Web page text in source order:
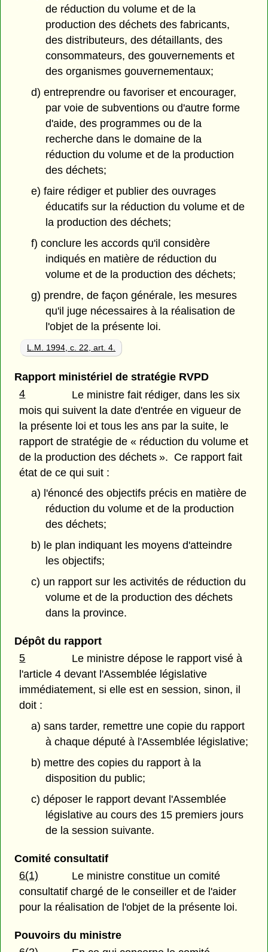
de réduction du volume et de la
production des déchets des fabricants,
des distributeurs, des détaillants, des
consommateurs, des gouvernements et
des organismes gouvernementaux;
d) entreprendre ou favoriser et encourager,
par voie de subventions ou d'autre forme
d'aide, des programmes ou de la
recherche dans le domaine de la
réduction du volume et de la production
des déchets;
e) faire rédiger et publier des ouvrages
éducatifs sur la réduction du volume et de
la production des déchets;
f) conclure les accords qu'il considère
indiqués en matière de réduction du
volume et de la production des déchets;
g) prendre, de façon générale, les mesures
qu'il juge nécessaires à la réalisation de
l'objet de la présente loi.
L.M. 1994, c. 22, art. 4.
Rapport ministériel de stratégie RVPD
4
Le ministre fait rédiger, dans les six
mois qui suivent la date d'entrée en vigueur de
la présente loi et tous les ans par la suite, le
rapport de stratégie de « réduction du volume et
de la production des déchets ». Ce rapport fait
état de ce qui suit :
a) l'énoncé des objectifs précis en matière de
réduction du volume et de la production
des déchets;
b) le plan indiquant les moyens d'atteindre
les objectifs;
c) un rapport sur les activités de réduction du
volume et de la production des déchets
dans la province.
Dépôt du rapport
5
Le ministre dépose le rapport visé à
l'article 4 devant l'Assemblée législative
immédiatement, si elle est en session, sinon, il
doit :
a) sans tarder, remettre une copie du rapport
à chaque député à l'Assemblée législative;
b) mettre des copies du rapport à la
disposition du public;
c) déposer le rapport devant l'Assemblée
législative au cours des 15 premiers jours
de la session suivante.
Comité consultatif
6(1)
Le ministre constitue un comité
consultatif chargé de le conseiller et de l'aider
pour la réalisation de l'objet de la présente loi.
Pouvoirs du ministre